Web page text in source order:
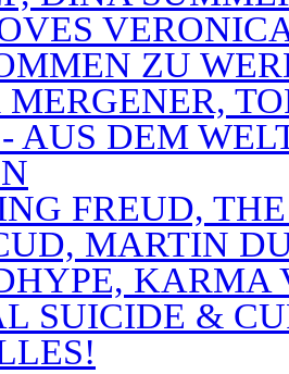
ZU
MERGENER,
AUS DEM
FREUD,
MARTIN
KARMA
SUICIDE &